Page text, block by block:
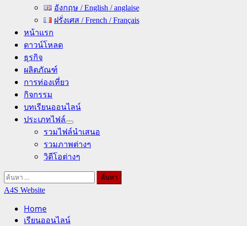
อังกฤษ / English / anglaise
ฝรั่งเศส / French / Français
หน้าแรก
ดาวน์โหลด
ธุรกิจ
ผลิตภัณฑ์
การท่องเที่ยว
กิจกรรม
บทเรียนออนไลน์
ประเภทไฟล์
รวมไฟล์นำเสนอ
รวมภาพต่างๆ
วิดีโอต่างๆ
ค้นหา
สำหรับ:
A4S Website
Home
เรียนออนไลน์